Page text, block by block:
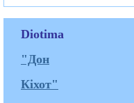
Diotima
"Дон
Кіхот"